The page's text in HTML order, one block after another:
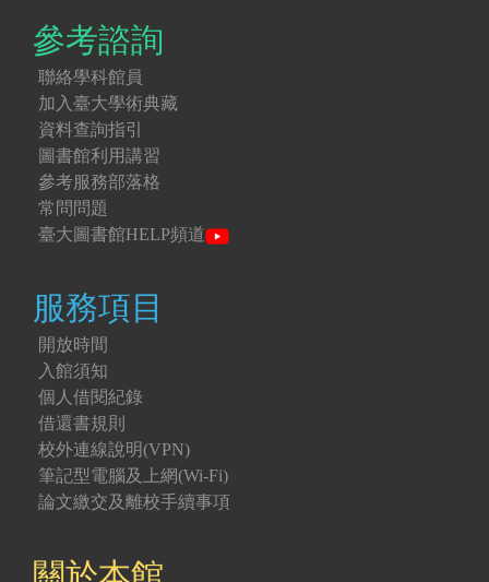
參考諮詢
聯絡學科館員
加入臺大學術典藏
資料查詢指引
圖書館利用講習
參考服務部落格
常問問題
臺大圖書館HELP頻道
服務項目
開放時間
入館須知
個人借閱紀錄
借還書規則
校外連線說明(VPN)
筆記型電腦及上網(Wi-Fi)
論文繳交及離校手續事項